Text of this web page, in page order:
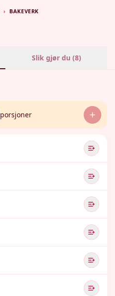
› BAKEVERK
Slik gjør du (8)
porsjoner